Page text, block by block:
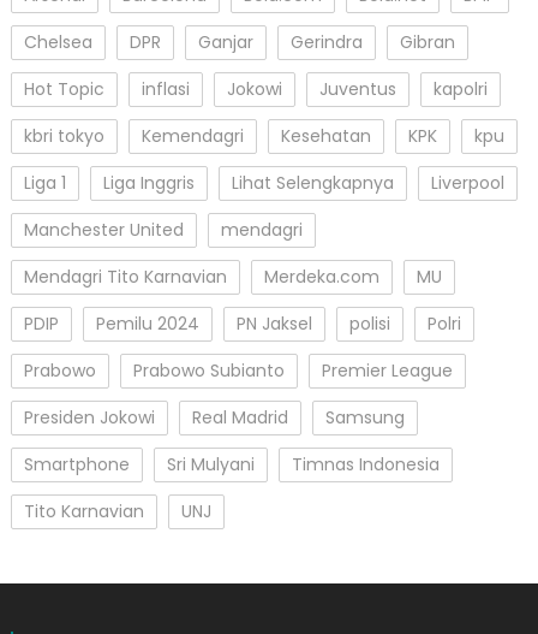
Chelsea
DPR Ganjar Gerindra
Gibran
Hot Topic
inflasi Jokowi Juventus
kapolri
kbri tokyo
Kemendagri Kesehatan KPK
kpu
Liga 1
Liga Inggris Lihat Selengkapnya
Liverpool
Manchester United
mendagri
Mendagri Tito Karnavian
Merdeka.com
MU
PDIP
Pemilu 2024 PN Jaksel polisi
Polri
Prabowo
Prabowo Subianto
Premier League
Presiden Jokowi
Real Madrid
Samsung
Smartphone
Sri Mulyani
Timnas Indonesia
Tito Karnavian
UNJ